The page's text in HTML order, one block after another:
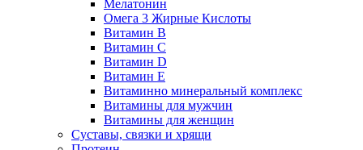
Мелатонин
Омега 3 Жирные Кислоты
Витамин B
Витамин C
Витамин D
Витамин E
Витаминно минеральный комплекс
Витамины для мужчин
Витамины для женщин
Суставы, связки и хрящи